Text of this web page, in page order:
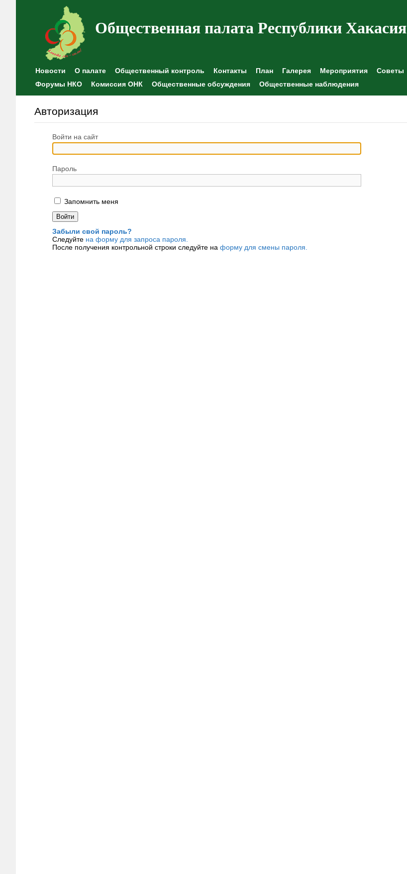
Общественная палата Республики Хакасия
Новости О палате Общественный контроль Контакты План Галерея Мероприятия Советы
Форумы НКО
Комиссия ОНК Общественные обсуждения Общественные наблюдения
Авторизация
Войти на сайт
Пароль
Запомнить меня
Забыли свой пароль?
Следуйте на форму для запроса пароля.
После получения контрольной строки следуйте на форму для смены пароля.